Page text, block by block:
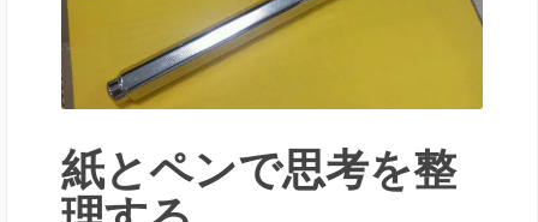
紙とペンで思考を整